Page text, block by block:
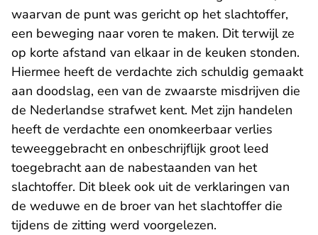
waarvan de punt was gericht op het slachtoffer,
een beweging naar voren te maken. Dit terwijl ze
op korte afstand van elkaar in de keuken stonden.
Hiermee heeft de verdachte zich schuldig gemaakt
aan doodslag, een van de zwaarste misdrijven die
de Nederlandse strafwet kent. Met zijn handelen
heeft de verdachte een onomkeerbaar verlies
teweeggebracht en onbeschrijflijk groot leed
toegebracht aan de nabestaanden van het
slachtoffer. Dit bleek ook uit de verklaringen van
de weduwe en de broer van het slachtoffer die
tijdens de zitting werd voorgelezen.